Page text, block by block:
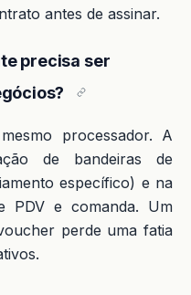
antes de assinar.
precisa ser
processador. A
de bandeiras de
específico) e na
PDV e comanda. Um
perde uma fatia